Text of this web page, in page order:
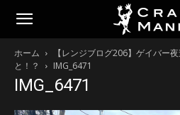
ホーム
【レンジブログ206】ゲイバー
と！？
IMG_6471
IMG_6471